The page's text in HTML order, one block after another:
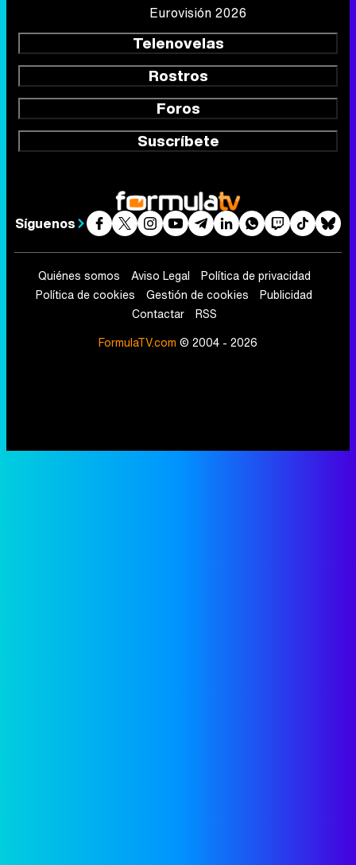
Eurovisión 2026
Telenovelas
Rostros
Foros
Suscríbete
Síguenos
Quiénes somos Aviso Legal
Política de privacidad
Política de cookies
Gestión de cookies
Publicidad
Contactar
RSS
FormulaTV.com © 2004 - 2026